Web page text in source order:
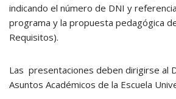
indicando el número de DNI y
programa y la propuesta pedagógica
Requisitos).
Las presentaciones deben dirigirse al
Asuntos Académicos de la Escuela